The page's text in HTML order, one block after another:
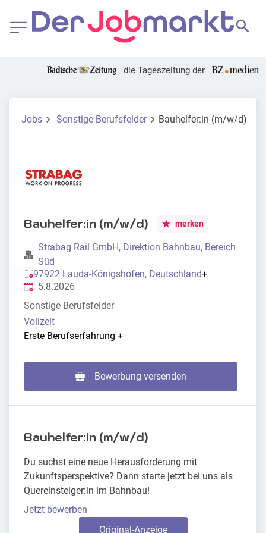
die Tageszeitung der
Jobs Sonstige Berufsfelder Bauhelfer:in (m/w/d)
Bauhelfer:in (m/w/d) merken
Strabag Rail GmbH, Direktion Bahnbau, Bereich
Süd
97922 Lauda-Königshofen, Deutschland+
Veröffentlicht
5.8.2026
Sonstige Berufsfelder
Vollzeit
Erste Berufserfahrung +
Bewerbung versenden
Bauhelfer:in (m/w/d)
Du suchst eine neue Herausforderung mit
Zukunftsperspektive? Dann starte jetzt bei uns als
Quereinsteiger:in im Bahnbau!
Jetzt bewerben
Original-Anzeige